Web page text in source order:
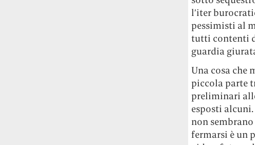
l’iter
pessimisti al
tutti contenti
guardia
Una cosa che
piccola parte
preliminari
esposti
non
fermarsi è un